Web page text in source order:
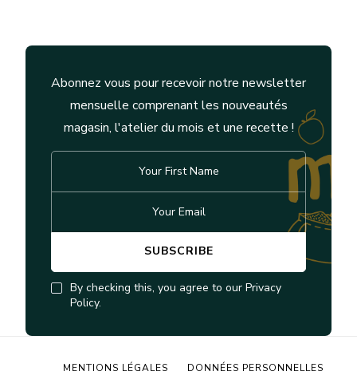
Abonnez vous pour recevoir notre newsletter
mensuelle comprenant les nouveautés
magasin, l'atelier du mois et une recette !
By checking this, you agree to our Privacy
Policy.
MENTIONS LÉGALES DONNÉES PERSONNELLES